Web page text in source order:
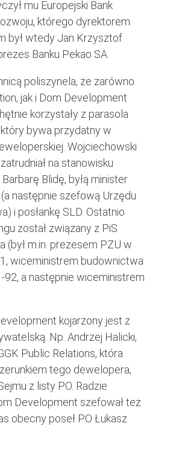
mu Europejski Bank
którego dyrektorem
był wtedy Jan Krzysztof
Banku Pekao SA.
poliszynela, że zarówno
jak i Dom Development
korzystały z parasola
bywa przydatny w
Wojciechowski
na stanowisku
Blidę, byłą minister
następnie szefową Urzędu
i posłankę SLD. Ostatnio
został związany z PiS
(był m.in. prezesem PZU w
wiceministrem budownictwa
92, a następnie wiceministrem
kojarzony jest z
Np. Andrzej Halicki,
Public Relations, która
tego dewelopera,
z listy PO. Radzie
Development szefował też
obecny poseł PO Łukasz